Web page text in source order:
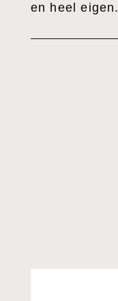
en heel eigen.